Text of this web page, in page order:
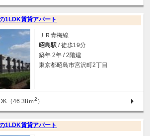
1LDK賃貸アパート
ＪＲ青梅線
昭島駅 / 徒歩19分
築年 2年 / 2階建
東京都昭島市宮沢町2丁目
（46.38ｍ2 ）
1LDK賃貸アパート